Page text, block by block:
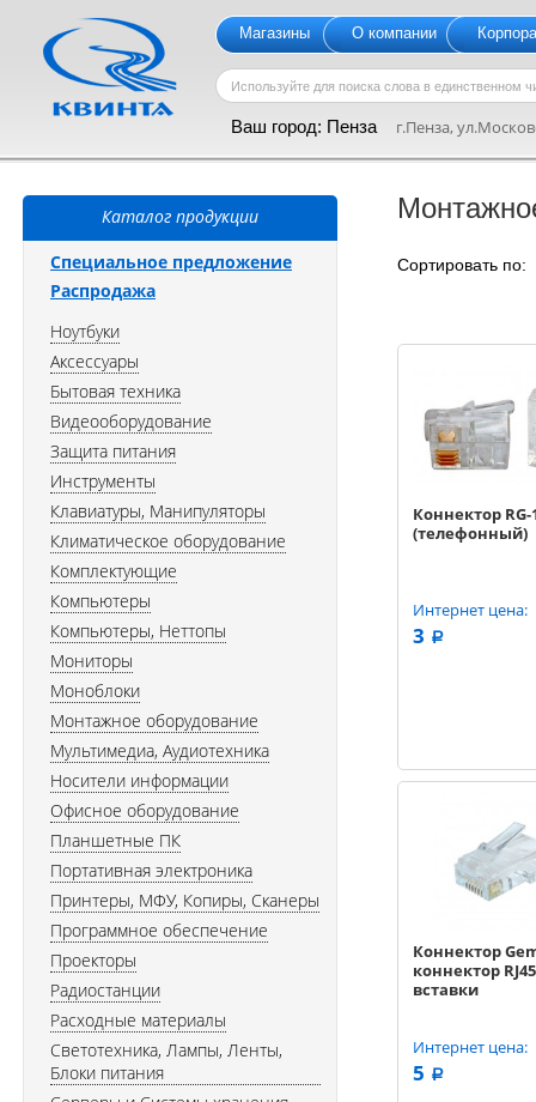
Магазины О компании
Ваш город: Пенза г.Пенза,
Сортировать
Коннектор RG-
(телефонный)
Интернет цена:
3 a
Коннектор
коннектор
вставки
Интернет цена:
5 a
Каталог продукции
Специальное предложение
Распродажа
Ноутбуки
Аксессуары
Бытовая техника
Видеооборудование
Защита питания
Инструменты
Клавиатуры, Манипуляторы
Климатическое оборудование
Комплектующие
Компьютеры
Компьютеры, Неттопы
Мониторы
Моноблоки
Монтажное оборудование
Мультимедиа, Аудиотехника
Носители информации
Офисное оборудование
Планшетные ПК
Портативная электроника
Принтеры, МФУ, Копиры, Сканеры
Программное обеспечение
Проекторы
Радиостанции
Расходные материалы
Светотехника, Лампы, Ленты,
Блоки питания